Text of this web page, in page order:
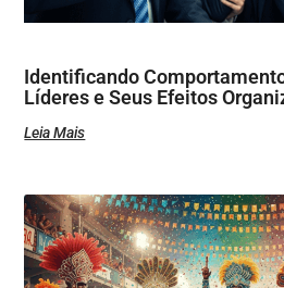
Identificando
Líderes e Seus Efeitos
Leia Mais